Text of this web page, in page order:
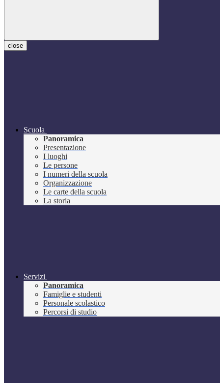
close
Scuola
Panoramica
Presentazione
I luoghi
Le persone
I numeri della scuola
Organizzazione
Le carte della scuola
La storia
Servizi
Panoramica
Famiglie e studenti
Personale scolastico
Percorsi di studio